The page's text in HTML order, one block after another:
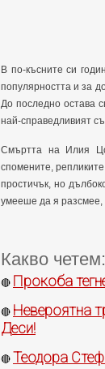
В по-късните си
популярността и за
До последно остава
най-справедливият
Смъртта на Илия
спомените,
простичък, но
умееше да я разсмее,
Какво четем:
🔴 Прокоба
🔴 Невероятна
Деси!
🔴 Теодора